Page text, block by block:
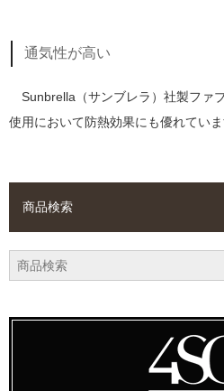
通気性が高い
Sunbrella（サンブレラ）社製ファ
使用において防熱効果にも優れていま
商品検索